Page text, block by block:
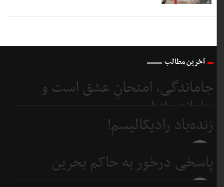
آخرین مطالب
جاماندگی، امتحانِ عشق است و
جامانده از اربعین...
3 روز
زنده‌باد رادیکالیسم!
پاسخی درخور به حاکم بحرین